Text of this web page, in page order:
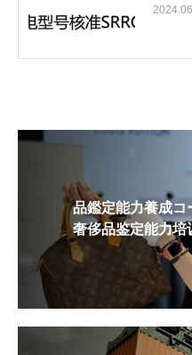
品鑑定能力養成コ
奢侈品鉴定能力培